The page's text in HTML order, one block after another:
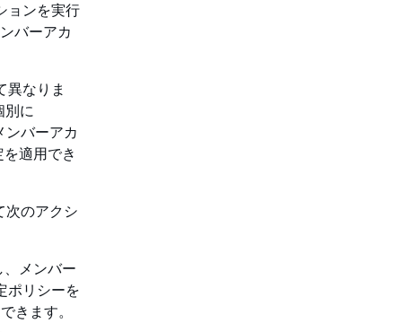
ョンを実行
バーアカ
異なりま
別に
ンバーアカ
適用でき
次のアクシ
メンバー
ポリシーを
きます。